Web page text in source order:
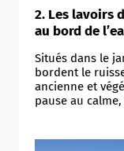
2. Les lavoirs
au bord de
Situés dans le
bordent le
ancienne et
pause au